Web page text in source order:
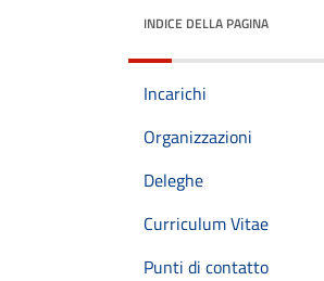
INDICE DELLA PAGINA
Incarichi
Organizzazioni
Deleghe
Curriculum Vitae
Punti di contatto